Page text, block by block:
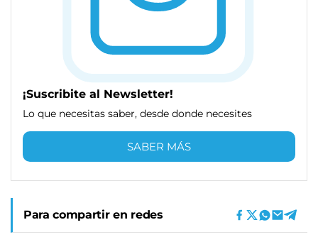
¡Suscribite al Newsletter!
Lo que necesitas saber, desde donde necesites
SABER MÁS
Para compartir en redes